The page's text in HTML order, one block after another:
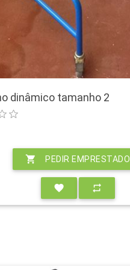
dinâmico tamanho 2
shopping_cart PEDIR EMPRESTADO
favorite repeat